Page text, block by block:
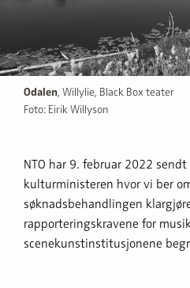
Odalen, Willylie, Black Box teater
Foto: Eirik Willyson
NTO har 9. februar 2022
kulturministeren hvor vi ber
søknadsbehandlingen
rapporteringskravene for
scenekunstinstitusjonene